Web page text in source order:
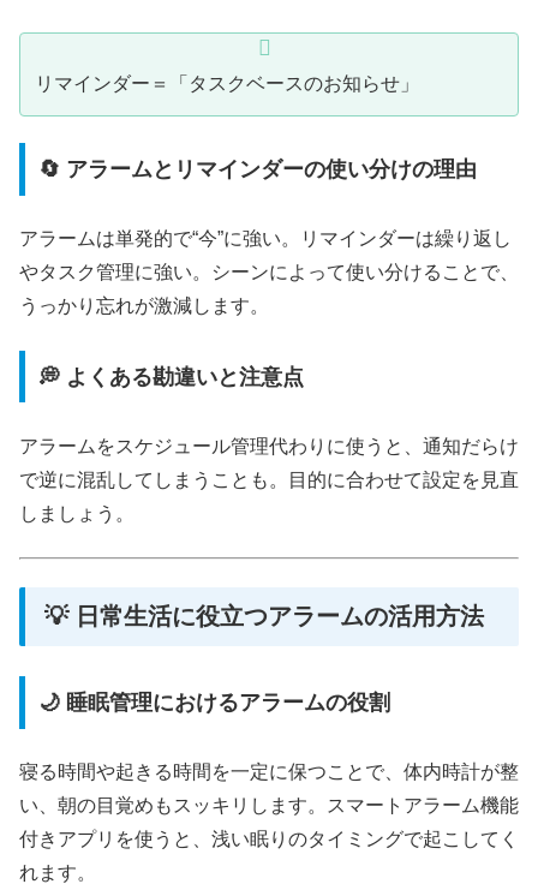
リマインダー＝「タスクベースのお知らせ」
🔄 アラームとリマインダーの使い分けの理由
アラームは単発的で“今”に強い。リマインダーは繰り返し
やタスク管理に強い。シーンによって使い分けることで、
うっかり忘れが激減します。
💭 よくある勘違いと注意点
アラームをスケジュール管理代わりに使うと、通知だらけ
で逆に混乱してしまうことも。目的に合わせて設定を見直
しましょう。
💡 日常生活に役立つアラームの活用方法
🌙 睡眠管理におけるアラームの役割
寝る時間や起きる時間を一定に保つことで、体内時計が整
い、朝の目覚めもスッキリします。スマートアラーム機能
付きアプリを使うと、浅い眠りのタイミングで起こしてく
れます。